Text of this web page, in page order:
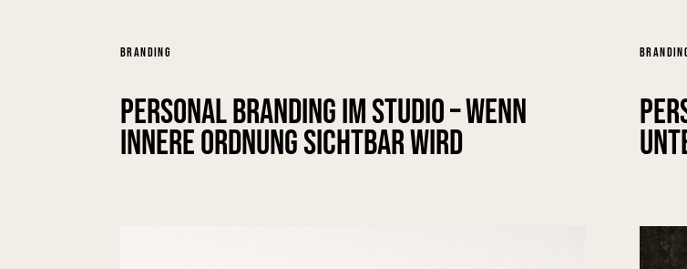
Personal Branding im Studio – wenn
innere Ordnung sichtbar wird
BRANDING